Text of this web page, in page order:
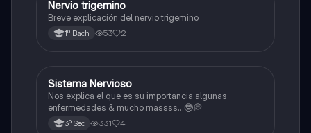
Biología
Nervio trigemino
Breve explicación del nervio trigemino
1º Bach 53 2
Biología
Sistema Nervioso
Nos explica el que es su importancia algunas
enfermedades & mucho massss…🤓💭
3º Sec 331 4